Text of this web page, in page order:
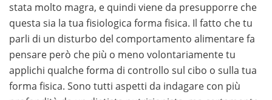
stata molto magra, e quindi viene da presupporre che
questa sia la tua fisiologica forma fisica. Il fatto che tu
parli di un disturbo del comportamento alimentare fa
pensare però che più o meno volontariamente tu
applichi qualche forma di controllo sul cibo o sulla tua
forma fisica. Sono tutti aspetti da indagare con più